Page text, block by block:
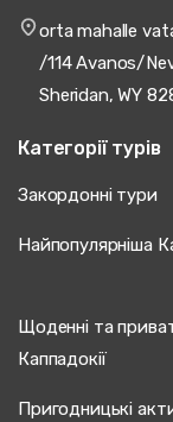
orta mahalle
/114 Avanos/
Sheridan, WY
Категорії турів
Закордонні тури
Найпопулярніша
Щоденні та
Каппадокії
Пригодницькі